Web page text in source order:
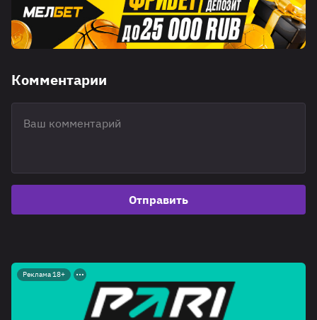
Комментарии
Отправить
Реклама 18+